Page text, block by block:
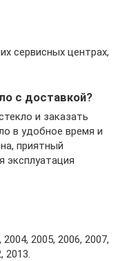
сервисных центрах,
с доставкой?
и заказать
в удобное время и
приятный
эксплуатация
2005, 2006, 2007,
2013.